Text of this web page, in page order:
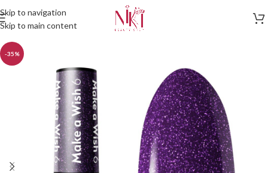
Skip to navigation
Skip to main content
-35%